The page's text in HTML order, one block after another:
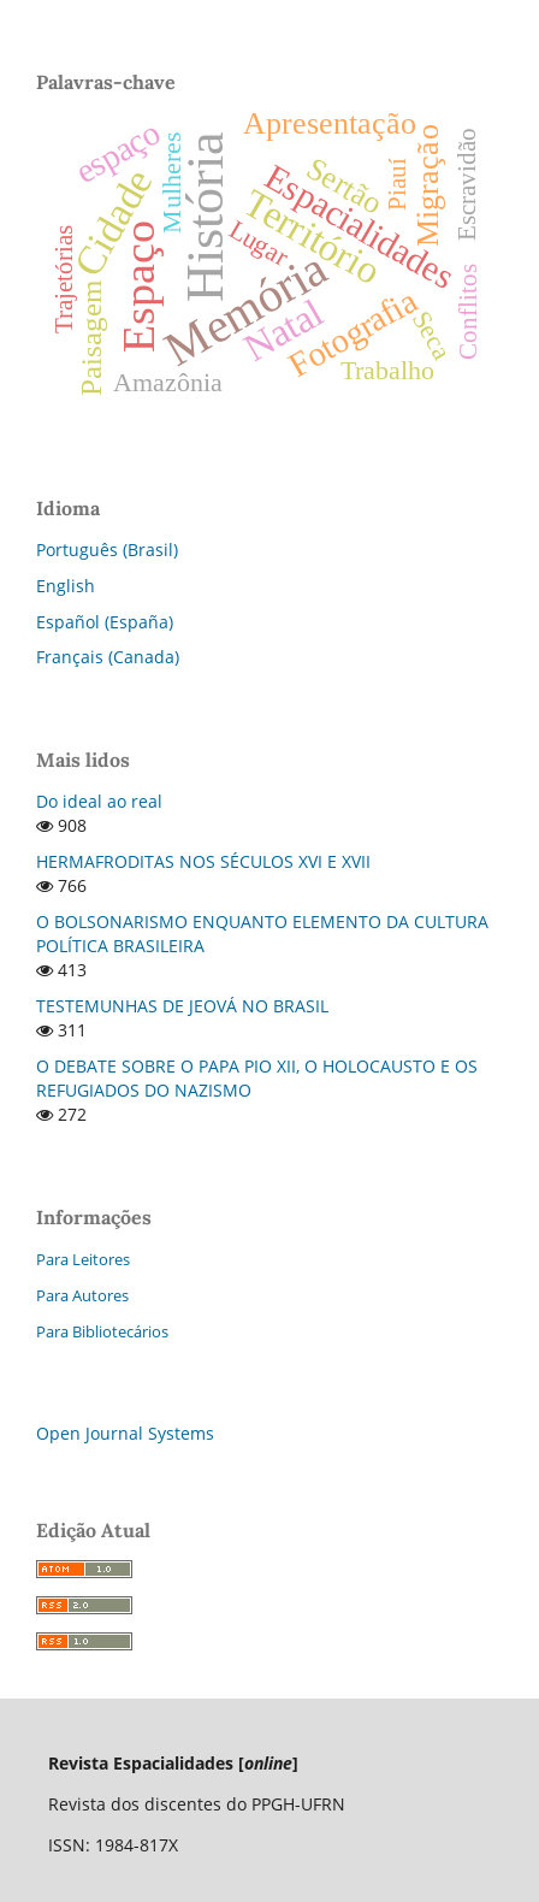
Palavras-chave
História
Memória
Espaço
Cidade Território
Natal
Espacialidades
Fotografia
espaço Migração
Sertão
Apresentação
Paisagem Trabalho
Seca
Amazônia
Lugar
Mulheres
Trajetórias
Piauí
Conflitos
Escravidão
Idioma
Português (Brasil)
English
Español (España)
Français (Canada)
Mais lidos
Do ideal ao real
908
HERMAFRODITAS NOS SÉCULOS XVI E XVII
766
O BOLSONARISMO ENQUANTO ELEMENTO DA CULTURA
POLÍTICA BRASILEIRA
413
TESTEMUNHAS DE JEOVÁ NO BRASIL
311
O DEBATE SOBRE O PAPA PIO XII, O HOLOCAUSTO E OS
REFUGIADOS DO NAZISMO
272
Informações
Para Leitores
Para Autores
Para Bibliotecários
Open Journal Systems
Edição Atual
Revista Espacialidades [online]
Revista dos discentes do PPGH-UFRN
ISSN: 1984-817X